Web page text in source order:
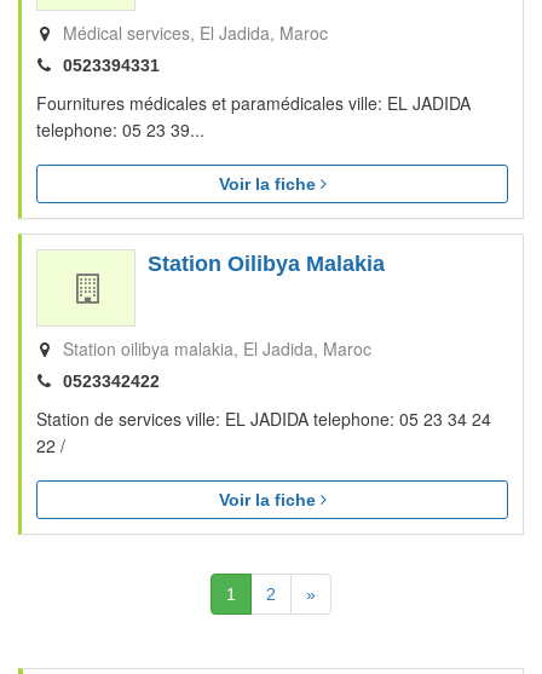
Médical services El Jadida Maroc
0523394331
Fournitures médicales et paramédicales ville: EL JADIDA
telephone: 05 23 39...
Voir la fiche
Station Oilibya Malakia
Station oilibya malakia El Jadida Maroc
0523342422
Station de services ville: EL JADIDA telephone: 05 23 34 24
22 /
Voir la fiche
1 (Actuelle)
2 »Suivante